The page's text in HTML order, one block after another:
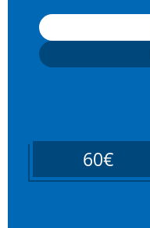
60€